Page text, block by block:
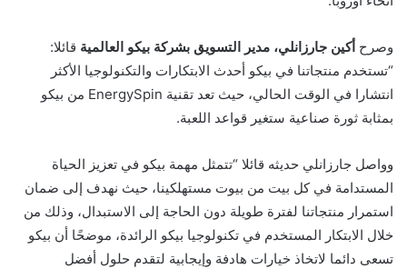
وصرح أكين جارزانلي، مدير التسويق بشركة بيكو العالمية قائلا:
“تستخدم منتجاتنا في بيكو أحدث الابتكارات والتكنولوجيا الأكثر
انتشارا في الوقت الحالي، حيث تعد تقنية EnergySpin من بيكو
بمثابة ثورة صناعية ستغير قواعد اللعبة.
وواصل جارزانلي حديثه قائلا “تتمثل مهمة بيكو في تعزيز الحياة
المستدامة في كل بيت من بيوت مستهلكينا، حيث نهدف إلى ضمان
استمرار منتجاتنا لفترة طويلة دون الحاجة إلى الاستبدال، وذلك من
خلال الابتكار المستخدم في تكنولوجيا بيكو الرائدة، موضحًا أن بيكو
تسعى دائما لاتخاذ خيارات هادفة وإيجابية لتقدم حلول أفضل